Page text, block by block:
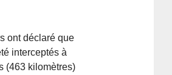
ont déclaré que
interceptés à
(463 kilomètres)